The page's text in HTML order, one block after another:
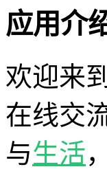
应用介
欢迎来
在线交
与生活